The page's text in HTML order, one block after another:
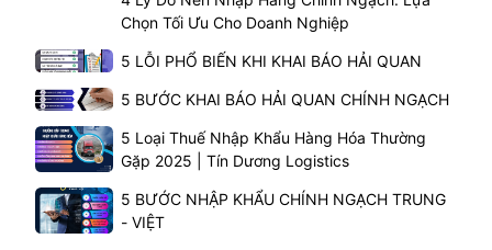
Chọn Tối Ưu Cho Doanh Nghiệp
5 LỖI PHỔ BIẾN KHI KHAI BÁO HẢI QUAN
5 BƯỚC KHAI BÁO HẢI QUAN CHÍNH NGẠCH
5 Loại Thuế Nhập Khẩu Hàng Hóa Thường
Gặp 2025 | Tín Dương Logistics
5 BƯỚC NHẬP KHẨU CHÍNH NGẠCH TRUNG
- VIỆT